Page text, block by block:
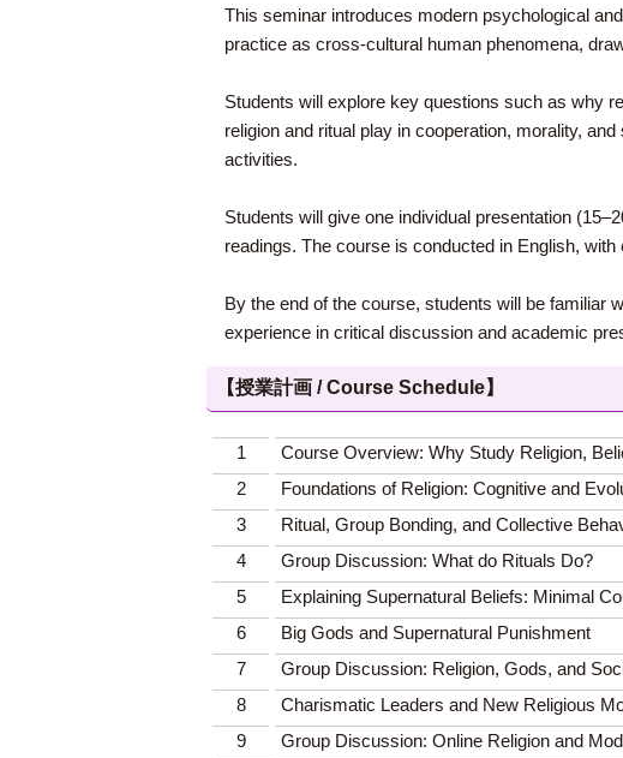
This seminar introduces modern psychological
practice as cross-cultural human phenomena,
Students will explore key questions such as why
religion and ritual play in cooperation, morality,
activities.
Students will give one individual presentation
readings. The course is conducted in English,
By the end of the course, students will be familiar
experience in critical discussion and academic
【授業計画 / Course Schedule】
1
Course Overview: Why Study Religion,
2
Foundations of Religion: Cognitive and
3
Ritual, Group Bonding, and Collective
4
Group Discussion: What do Rituals Do?
5
Explaining Supernatural Beliefs: Minimal
6
Big Gods and Supernatural Punishment
7
Group Discussion: Religion, Gods, and
8
Charismatic Leaders and New Religious
9
Group Discussion: Online Religion and